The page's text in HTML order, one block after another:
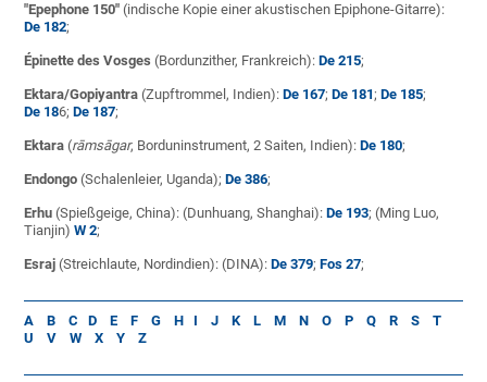
"Epephone 150" (indische Kopie einer akustischen Epiphone-Gitarre):
De 182;
Épinette des Vosges (Bordunzither, Frankreich):De 215;
Ektara/Gopiyantra (Zupftrommel, Indien):De 167;De 181;De 185;
De 186;De 187;
Ektara (rāmsāgar, Borduninstrument, 2 Saiten, Indien):De 180;
Endongo (Schalenleier, Uganda);De 386;
Erhu (Spießgeige, China): (Dunhuang, Shanghai):De 193; (Ming Luo,
Tianjin)W 2;
Esraj (Streichlaute, Nordindien): (DINA):De 379;Fos 27;
A B C D E F G H I J K L M N O P Q R S
T
U
V W X Y Z